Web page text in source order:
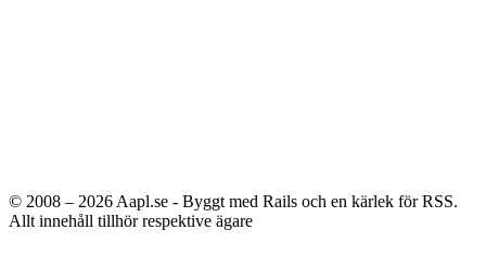
© 2008 – 2026 Aapl.se - Byggt med Rails och en kärlek för RSS.
Allt innehåll tillhör respektive ägare